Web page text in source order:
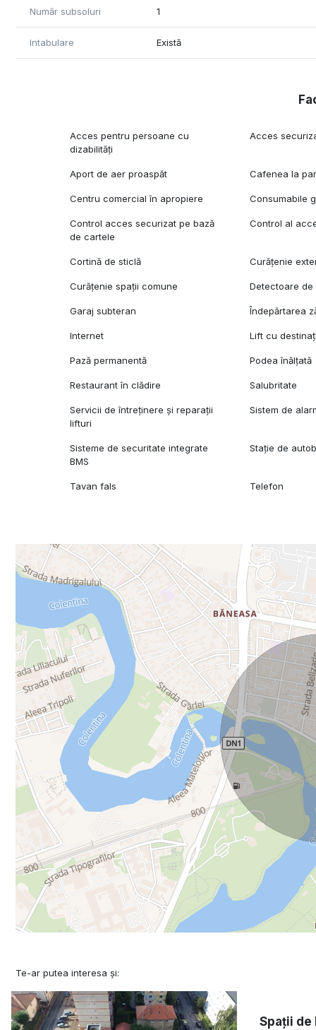
Număr subsoluri 1
Intabulare Există
Acces pentru persoane cu
dizabilități
Acces
Aport de aer proaspăt Cafenea la
Centru comercial în apropiere Consumabile
Control acces securizat pe bază
de cartele
Control al
Cortină de sticlă Curățenie
Curățenie spații comune Detectoare
Garaj subteran Îndepărtarea
Internet Lift cu
Pază permanentă Podea înălțată
Restaurant în clădire Salubritate
Servicii de întreținere și reparații
lifturi
Sistem de
Sisteme de securitate integrate
BMS
Stație de
Tavan fals Telefon
Te-ar putea interesa și:
Spații